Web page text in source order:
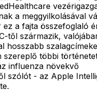
a meggyilkolásával
ez a fajta összefoglaló
től származik,
hosszabb
szereplő többi
influenza növekvő
szólót - az Apple